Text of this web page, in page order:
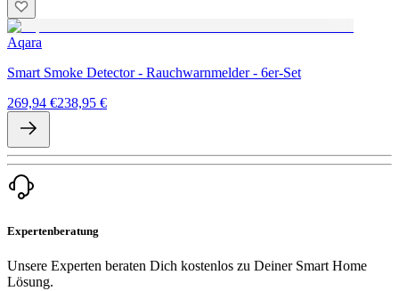
Aqara
Smart Smoke Detector - Rauchwarnmelder - 6er-Set
269,94 €238,95 €
Expertenberatung
Unsere Experten beraten Dich kostenlos zu Deiner Smart Home
Lösung.